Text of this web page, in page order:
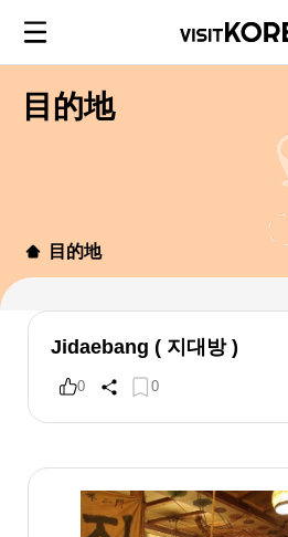
目的地
目的地
Jidaebang ( 지대방 )
0 0